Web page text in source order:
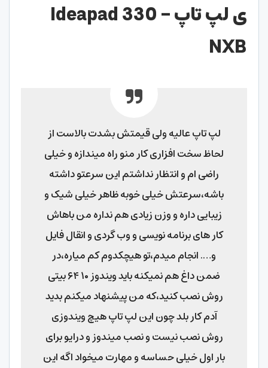
ی لپ تاپ Ideapad 330 –
NXB
لپ تاپ عالیه ولی قیمتش بشدت بالاست از
لحاظ سخت افزاری کار منو راه میندازه و خیلی
راضی ام و انتظار نداشتم این سرعتو داشته
باشه،سرعتش خیلی خوبه ظاهر خیلی شیک و
زیبایی داره و وزن زیادی هم نداره من باهاش
کار های برنامه نویسی و وب گردی و انقال فایل
و…. انجام میدم،تو هیچکدوم کم میاره،در
ضمن داغ هم نمیکنه باید ویندوز ۱۰ ۶۴ بیتی
روش نصب کنید،که من پیشنهاد میکنم بدید
آدم کار بلد چون این لپ تاپ هیچ ویندوزی
روش نصب نیست و نصب میندوز و درایو برای
بار اول خیلی حساسه و مهارت میخواد اگه این